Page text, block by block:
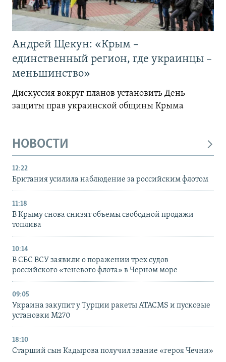
Андрей Щекун: «Крым –
единственный регион, где украинцы –
меньшинство»
Дискуссия вокруг планов установить День
защиты прав украинской общины Крыма
НОВОСТИ
12:22
Британия усилила наблюдение за российским флотом
11:18
В Крыму снова снизят объемы свободной продажи
топлива
10:14
В СБС ВСУ заявили о поражении трех судов
российского «теневого флота» в Черном море
09:05
Украина закупит у Турции ракеты ATACMS и пусковые
установки M270
18:10
Старший сын Кадырова получил звание «героя Чечни»